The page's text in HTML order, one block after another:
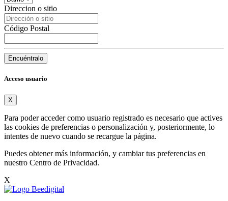
Direccion o sitio
Código Postal
Encuéntralo
Acceso usuario
X
Para poder acceder como usuario registrado es necesario que actives
las cookies de preferencias o personalización y, posteriormente, lo
intentes de nuevo cuando se recargue la página.
Puedes obtener más información, y cambiar tus preferencias en
nuestro Centro de Privacidad.
X